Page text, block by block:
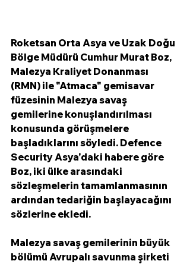
Roketsan Orta Asya ve Uzak Doğu
Bölge Müdürü Cumhur Murat Boz,
Malezya Kraliyet Donanması
(RMN) ile "Atmaca" gemisavar
füzesinin Malezya savaş
gemilerine konuşlandırılması
konusunda görüşmelere
başladıklarını söyledi. Defence
Security Asya'daki habere göre
Boz, iki ülke arasındaki
sözleşmelerin tamamlanmasının
ardından tedariğin başlayacağını
sözlerine ekledi.
Malezya savaş gemilerinin büyük
bölümü Avrupalı ​​savunma şirketi